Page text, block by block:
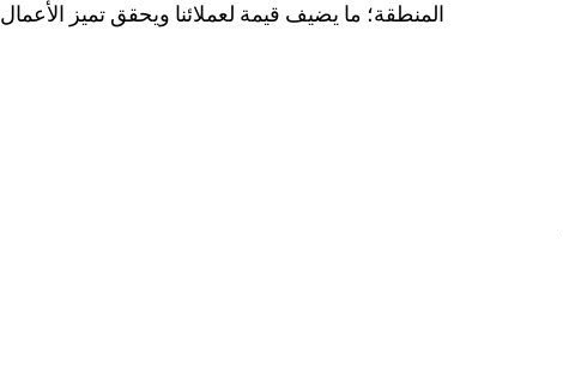
المنطقة؛ ما يضيف قيمة لعملائنا ويحقق تميز الأعمال